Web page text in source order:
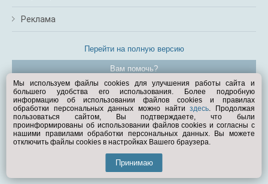
Реклама
Перейти на полную версию
Вам помочь?
© Exist.ru 1998—2026
Мы используем файлы cookies для улучшения работы сайта и
большего удобства его использования. Более подробную
информацию об использовании файлов cookies и правилах
обработки персональных данных можно найтиздесь. Продолжая
пользоваться сайтом, Вы подтверждаете, что были
проинформированы об использовании файлов cookies и согласны с
нашими правилами обработки персональных данных. Вы можете
отключить файлы cookies в настройках Вашего браузера.
Принимаю